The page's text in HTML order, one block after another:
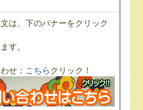
は、下のバナーをクリック
す。
せ： こちらクリック！